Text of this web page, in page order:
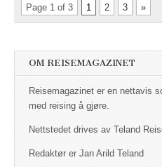
Page 1 of 3 1 2 3 »
OM REISEMAGAZINET
Reisemagazinet er en nettavis
med reising å gjøre.
Nettstedet drives av Teland
Redaktør er Jan Arild Teland